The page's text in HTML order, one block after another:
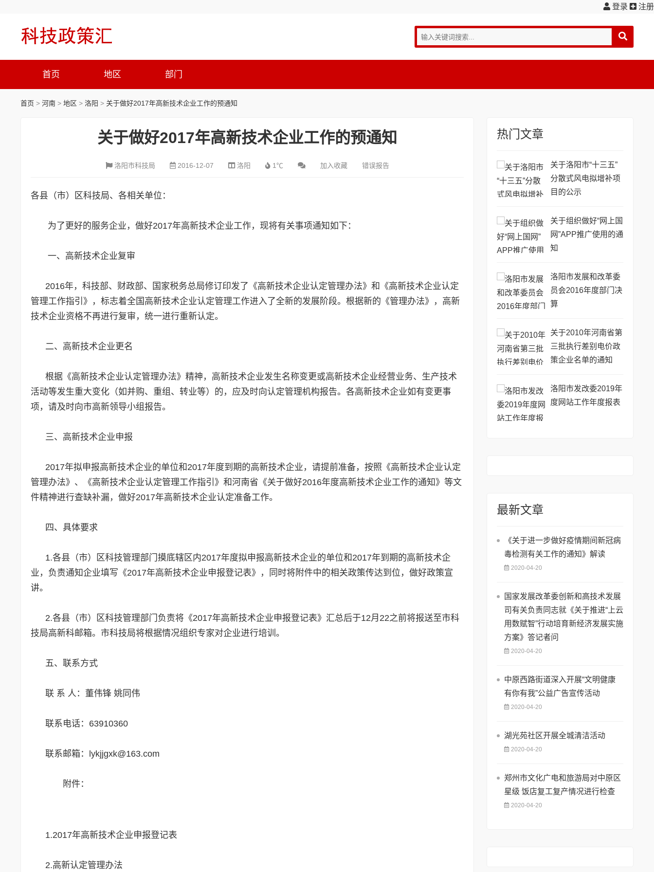
登录 注册
首页 地区 部门
首页 > 河南 > 地区 > 洛阳 > 关于做好2017年高新技术企业工作的预通知
关于做好2017年高新技术企业工作的预通知
洛阳市科技局 2016-12-07 洛阳 1℃ 加入收藏 错误报告
各县（市）区科技局、各相关单位：
为了更好的服务企业，做好2017年高新技术企业工作，现将有关事项通知如下：
一、高新技术企业复审
2016年，科技部、财政部、国家税务总局修订印发了《高新技术企业认定管理办法》和《高新技术企业认定
管理工作指引》，标志着全国高新技术企业认定管理工作进入了全新的发展阶段。根据新的《管理办法》，高新
技术企业资格不再进行复审，统一进行重新认定。
二、高新技术企业更名
根据《高新技术企业认定管理办法》精神，高新技术企业发生名称变更或高新技术企业经营业务、生产技术
活动等发生重大变化（如并购、重组、转业等）的，应及时向认定管理机构报告。各高新技术企业如有变更事
项，请及时向市高新领导小组报告。
三、高新技术企业申报
2017年拟申报高新技术企业的单位和2017年度到期的高新技术企业，请提前准备，按照《高新技术企业认定
管理办法》、《高新技术企业认定管理工作指引》和河南省《关于做好2016年度高新技术企业工作的通知》等文
件精神进行查缺补漏，做好2017年高新技术企业认定准备工作。
四、具体要求
1.各县（市）区科技管理部门摸底辖区内2017年度拟申报高新技术企业的单位和2017年到期的高新技术企
业，负责通知企业填写《2017年高新技术企业申报登记表》，同时将附件中的相关政策传达到位，做好政策宣
讲。
2.各县（市）区科技管理部门负责将《2017年高新技术企业申报登记表》汇总后于12月22之前将报送至市科
技局高新科邮箱。市科技局将根据情况组织专家对企业进行培训。
五、联系方式
联 系 人：董伟锋 姚同伟
联系电话：63910360
联系邮箱：lykjjgxk@163.com
附件：
1.2017年高新技术企业申报登记表
2.高新认定管理办法
热门文章
关于洛阳市“十三五”
分散式风电拟增补项
目的公示
关于组织做好“网上国
网”APP推广使用的通
知
洛阳市发展和改革委
员会2016年度部门决
算
关于2010年河南省第
三批执行差别电价政
策企业名单的通知
洛阳市发改委2019年
度网站工作年度报表
最新文章
《关于进一步做好疫情期间新冠病
毒检测有关工作的通知》解读
2020-04-20
国家发展改革委创新和高技术发展
司有关负责同志就《关于推进“上云
用数赋智”行动培育新经济发展实施
方案》答记者问
2020-04-20
中原西路街道深入开展“文明健康
有你有我”公益广告宣传活动
2020-04-20
湖光苑社区开展全城清洁活动
2020-04-20
郑州市文化广电和旅游局对中原区
星级 饭店复工复产情况进行检查
2020-04-20